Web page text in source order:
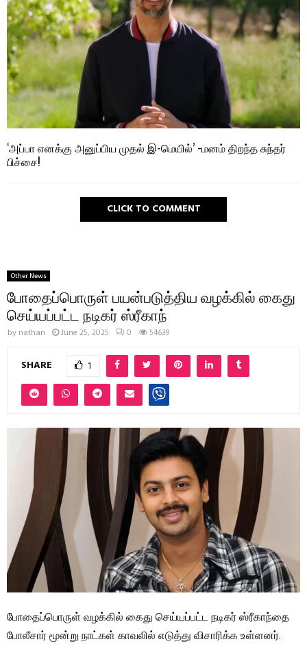
‘அப்பா எனக்கு அனுப்பிய முதல் இ-மெயில்’ -மனம் திறந்த சுந்தர்
பிச்சை!
CLICK TO COMMENT
Other News
போதைப்பொருள் பயன்படுத்திய வழக்கில் கைது
செய்யப்பட்ட நடிகர் ஸ்ரீகாந்
by nathan June 25, 2025 0 54639
SHARE 1
போதைப்பொருள் வழக்கில் கைது செய்யப்பட்ட நடிகர் ஸ்ரீகாந்தை
போலீசார் மூன்று நாட்கள் காவலில் எடுத்து விசாரிக்க உள்ளனர்.